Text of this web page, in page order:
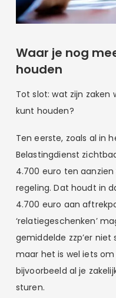
Waar je nog
houden
Tot slot: wat zijn zaken
kunt houden?
Ten eerste, zoals al in
Belastingdienst
4.700 euro ten
regeling. Dat houdt in
4.700 euro aan
‘relatiegeschenken’
gemiddelde zzp’er
maar het is wel iets
bijvoorbeeld al je
sturen.